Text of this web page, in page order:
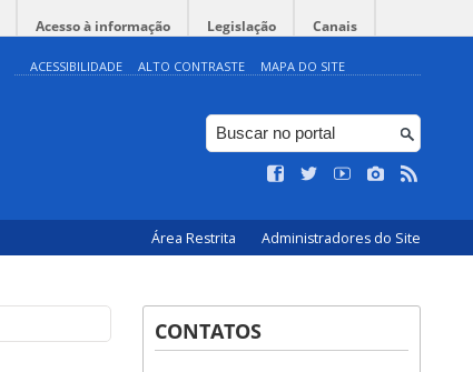
Acesso à informação Legislação Canais
ACESSIBILIDADE ALTO CONTRASTE MAPA DO SITE
Área Restrita Administradores do Site
CONTATOS